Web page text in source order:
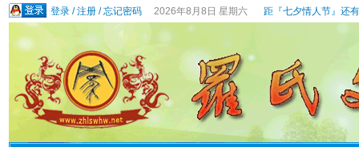
登录/注册/忘记密码 2026年8月8日 星期六 距『七夕情人节』还